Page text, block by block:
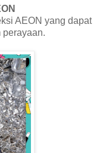
AEON yang dapat
perayaan.